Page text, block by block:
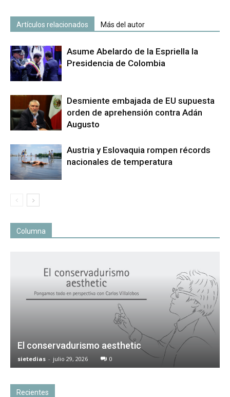
Artículos relacionados Más del autor
Asume Abelardo de la Espriella la
Presidencia de Colombia
Desmiente embajada de EU supuesta
orden de aprehensión contra Adán
Augusto
Austria y Eslovaquia rompen récords
nacionales de temperatura
Columna
El conservadurismo aesthetic
sietedias - julio 29, 2026 0
Recientes